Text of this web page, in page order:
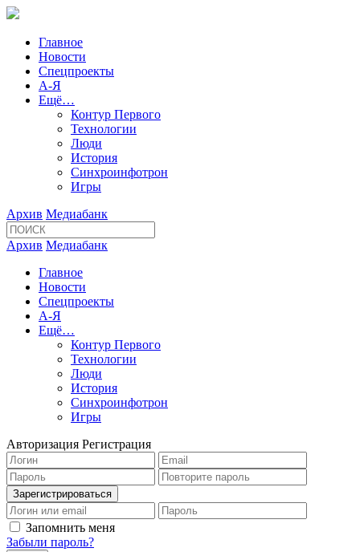
Главное
Новости
Спецпроекты
А-Я
Ещё…
Контур Первого
Технологии
Люди
История
Синхроинфотрон
Игры
Архив Медиабанк
Архив Медиабанк
Главное
Новости
Спецпроекты
А-Я
Ещё…
Контур Первого
Технологии
Люди
История
Синхроинфотрон
Игры
Авторизация Регистрация
Запомнить меня
Забыли пароль?